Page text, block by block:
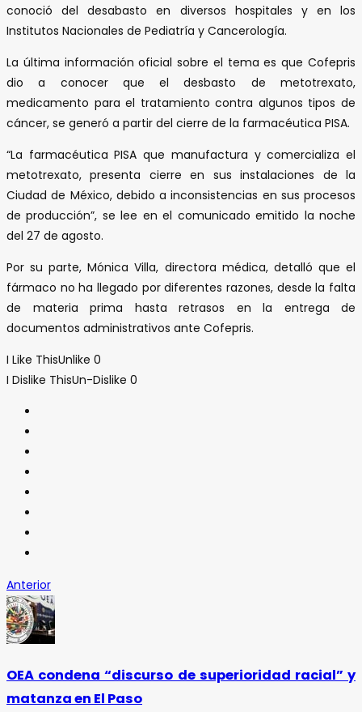
conoció del desabasto en diversos hospitales y en los
Institutos Nacionales de Pediatría y Cancerología.
La última información oficial sobre el tema es que Cofepris
dio a conocer que el desbasto de metotrexato,
medicamento para el tratamiento contra algunos tipos de
cáncer, se generó a partir del cierre de la farmacéutica PISA.
“La farmacéutica PISA que manufactura y comercializa el
metotrexato, presenta cierre en sus instalaciones de la
Ciudad de México, debido a inconsistencias en sus procesos
de producción”, se lee en el comunicado emitido la noche
del 27 de agosto.
Por su parte, Mónica Villa, directora médica, detalló que el
fármaco no ha llegado por diferentes razones, desde la falta
de materia prima hasta retrasos en la entrega de
documentos administrativos ante Cofepris.
I Like ThisUnlike 0
I Dislike ThisUn-Dislike 0
Anterior
OEA condena “discurso de superioridad racial” y
matanza en El Paso